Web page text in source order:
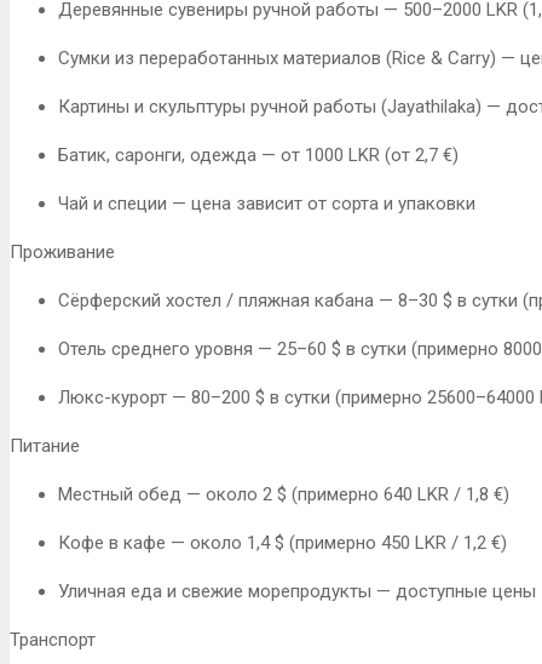
Деревянные сувениры ручной работы — 500–2000 LKR
Сумки из переработанных материалов (Rice & Carry) —
Картины и скульптуры ручной работы (Jayathilaka) —
Батик, саронги, одежда — от 1000 LKR (от 2,7 €)
Чай и специи — цена зависит от сорта и упаковки
Проживание
Сёрферский хостел / пляжная кабана — 8–30 $ в сутки
Отель среднего уровня — 25–60 $ в сутки (примерно
Люкс-курорт — 80–200 $ в сутки (примерно 25600–64000
Питание
Местный обед — около 2 $ (примерно 640 LKR / 1,8 €)
Кофе в кафе — около 1,4 $ (примерно 450 LKR / 1,2 €)
Уличная еда и свежие морепродукты — доступные цены
Транспорт